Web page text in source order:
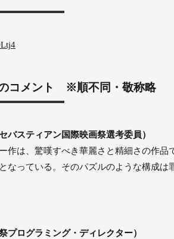
コメント ※順不同・敬称略
バスティアン国際映画祭選考委員）
作は、驚嘆すべき華麗さと精細さの作品
なっている。そのパズルのような構成は
プログラミング・ディレクター）